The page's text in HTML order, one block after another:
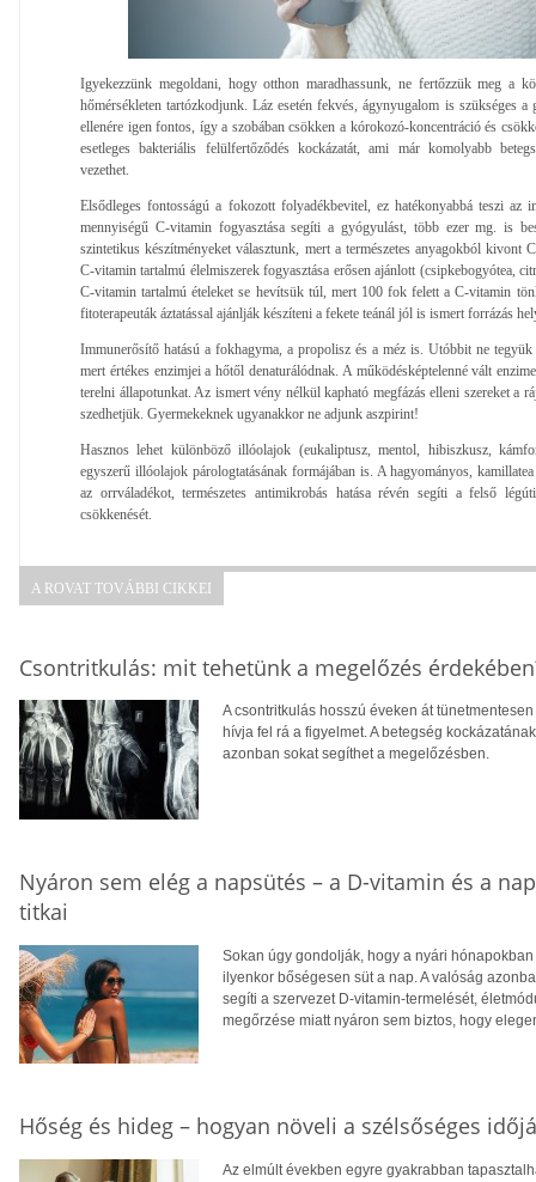
Igyekezzünk megoldani, hogy otthon maradhassunk, ne fertőzzük meg a
hőmérsékleten tartózkodjunk. Láz esetén fekvés, ágynyugalom is szükséges a
ellenére igen fontos, így a szobában csökken a kórokozó-koncentráció és
esetleges bakteriális felülfertőződés kockázatát, ami már komolyabb
vezethet.
Elsődleges fontosságú a fokozott folyadékbevitel, ez hatékonyabbá teszi az
mennyiségű C-vitamin fogyasztása segíti a gyógyulást, több ezer mg. is
szintetikus készítményeket választunk, mert a természetes anyagokból kivont
C-vitamin tartalmú élelmiszerek fogyasztása erősen ajánlott (csipkebogyótea,
C-vitamin tartalmú ételeket se hevítsük túl, mert 100 fok felett a C-vitamin
fitoterapeuták áztatással ajánlják készíteni a fekete teánál jól is ismert forrázás
Immunerősítő hatású a fokhagyma, a propolisz és a méz is. Utóbbit ne tegyük
mert értékes enzimjei a hőtől denaturálódnak. A működésképtelenné vált
terelni állapotunkat. Az ismert vény nélkül kapható megfázás elleni szereket a
szedhetjük. Gyermekeknek ugyanakkor ne adjunk aszpirint!
Hasznos lehet különböző illóolajok (eukaliptusz, mentol, hibiszkusz,
egyszerű illóolajok párologtatásának formájában is. A hagyományos,
az orrváladékot, természetes antimikrobás hatása révén segíti a felső
csökkenését.
A ROVAT TOVÁBBI CIKKEI
Csontritkulás: mit tehetünk a megelőzés
A csontritkulás hosszú éveken át
hívja fel rá a figyelmet. A betegség
azonban sokat segíthet a megelőzésben.
Nyáron sem elég a napsütés – a D-vitamin és a
titkai
Sokan úgy gondolják, hogy a nyári
ilyenkor bőségesen süt a nap. A valóság
segíti a szervezet D-vitamin-termelését,
megőrzése miatt nyáron sem biztos, hogy
Hőség és hideg – hogyan növeli a szélsőséges
Az elmúlt években egyre gyakrabban